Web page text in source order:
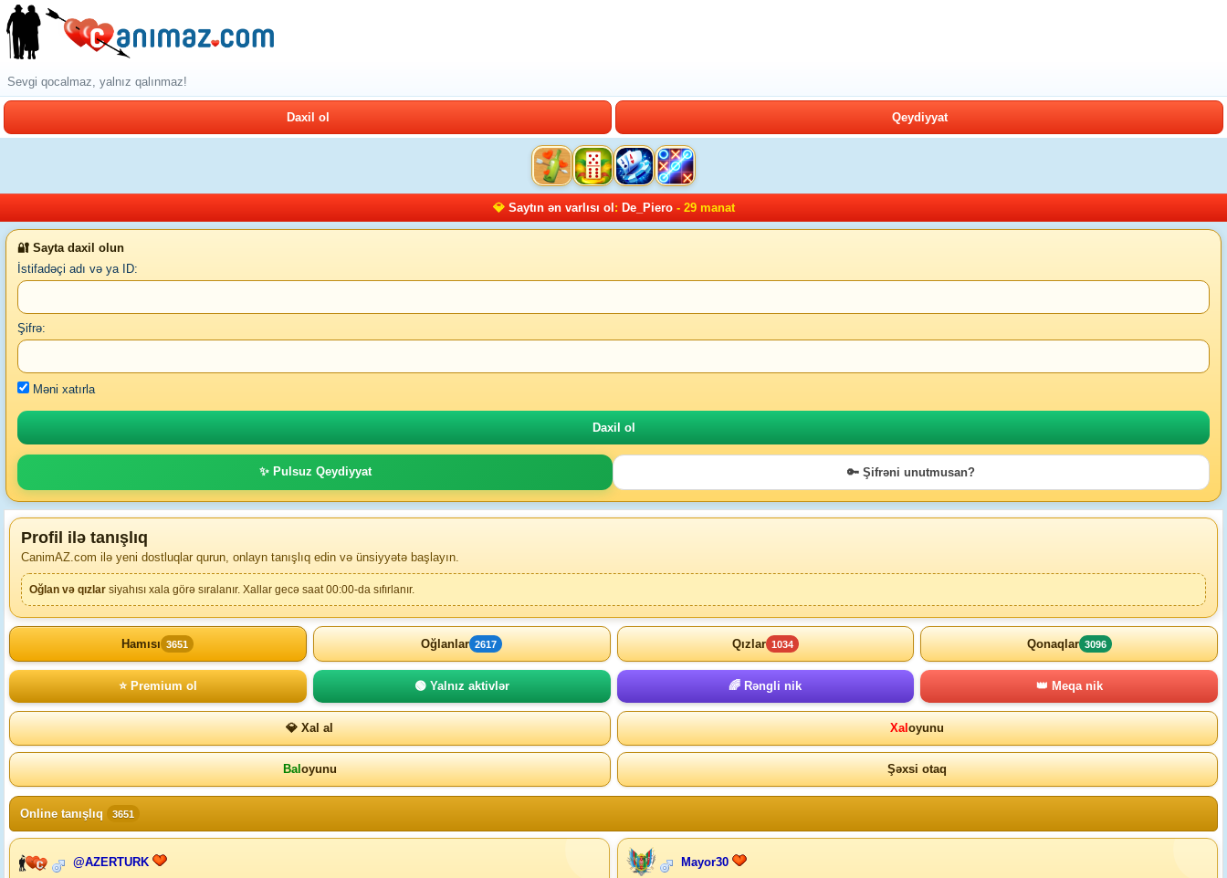
Sevgi qocalmaz, yalnız qalınmaz!
Daxil ol Qeydiyyat
💎 Saytın ən varlısı ol : De_Piero- 29 manat
🔐 Sayta daxil olun
İstifadəçi adı və ya ID:
Şifrə:
Məni xatırla
✨ Pulsuz Qeydiyyat 🔑 Şifrəni unutmusan?
Profil ilə tanışlıq
CanimAZ.com ilə yeni dostluqlar qurun, onlayn tanışlıq edin və ünsiyyətə başlayın.
Oğlan və qızlar siyahısı xala görə sıralanır. Xallar gecə saat 00:00-da sıfırlanır.
Hamısı 3651 Oğlanlar 2617 Qızlar 1034 Qonaqlar 3096
⭐ Premium ol 🟢 Yalnız aktivlər 🌈 Rəngli nik 👑 Meqa nik
💎 Xal al Xaloyunu
Baloyunu Şəxsi otaq
Online tanışlıq 3651
@AZERTURK Mayor30